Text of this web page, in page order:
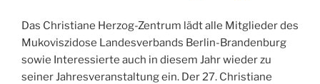
Das Christiane Herzog-Zentrum lädt alle Mitglieder des
Mukoviszidose Landesverbands Berlin-Brandenburg
sowie Interessierte auch in diesem Jahr wieder zu
seiner Jahresveranstaltung ein. Der 27. Christiane